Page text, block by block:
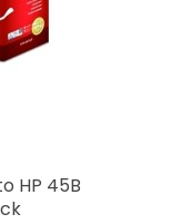
HP 45B